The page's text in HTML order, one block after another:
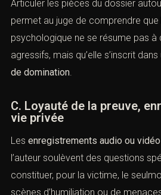
numérique) se multiplient ;
4). parfois, une phase depoursuite
séparation, via les enfants, les
réseaux sociaux, les appels
Articuler les pièces du dossier
chronologie permet au juge de
violence psychologique ne se
quelqueséchanges agressifs, mais
un véritable
processus de domination